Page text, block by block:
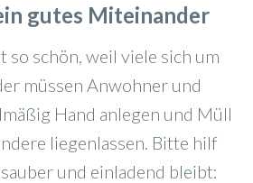
gutes Miteinander
so schön, weil viele sich um
müssen Anwohner und
Hand anlegen und Müll
liegenlassen. Bitte hilf
und einladend bleibt: